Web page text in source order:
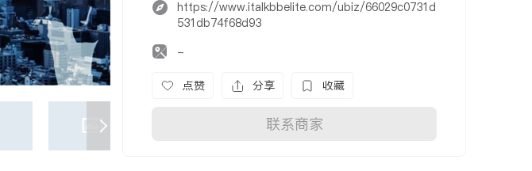
https://www.italkbbelite.com/ubiz/66029c0731d
531db74f68d93
-
点赞 分享 收藏
联系商家